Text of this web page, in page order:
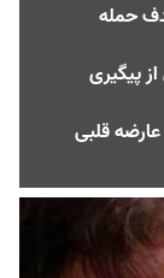
حمله
پیگیری
قلبی